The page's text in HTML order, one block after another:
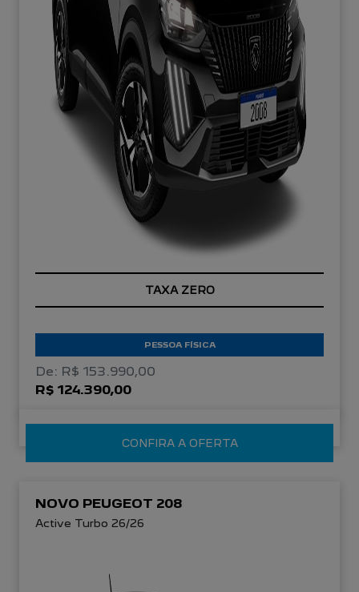
TAXA ZERO
PESSOA FÍSICA
De: R$ 153.990,00
R$ 124.390,00
CONFIRA A OFERTA
NOVO PEUGEOT 208
Active Turbo 26/26